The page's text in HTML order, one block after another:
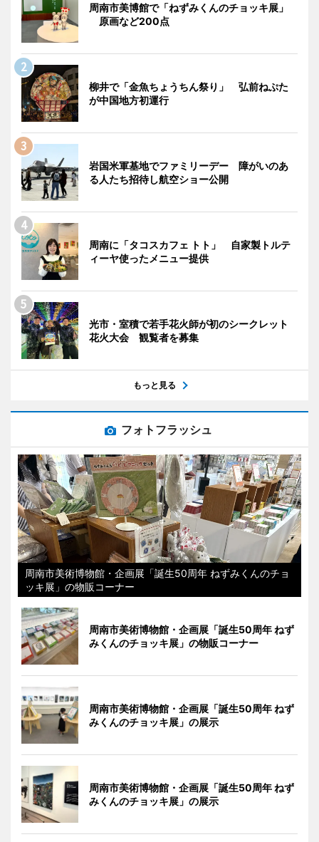
周南市美博館で「ねずみくんのチョッキ展」
原画など200点
柳井で「金魚ちょうちん祭り」 弘前ねぷた
が中国地方初運行
岩国米軍基地でファミリーデー 障がいのあ
る人たち招待し航空ショー公開
周南に「タコスカフェ トト」 自家製トルテ
ィーヤ使ったメニュー提供
光市・室積で若手花火師が初のシークレット
花火大会 観覧者を募集
もっと見る
フォトフラッシュ
周南市美術博物館・企画展「誕生50周年 ねずみくんのチョ
ッキ展」の物販コーナー
周南市美術博物館・企画展「誕生50周年 ねず
みくんのチョッキ展」の物販コーナー
周南市美術博物館・企画展「誕生50周年 ねず
みくんのチョッキ展」の展示
周南市美術博物館・企画展「誕生50周年 ねず
みくんのチョッキ展」の展示